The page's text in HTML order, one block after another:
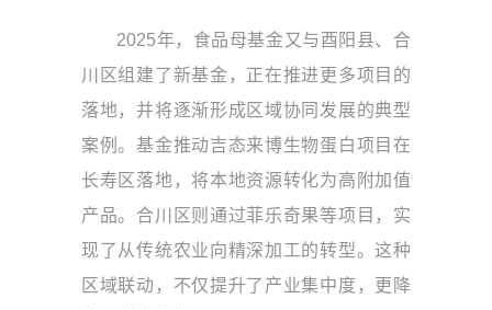
2025年，食品母基金又与酉阳县、合
川区组建了新基金，正在推进更多项目的
落地，并将逐渐形成区域协同发展的典型
案例。基金推动吉态来博生物蛋白项目在
长寿区落地，将本地资源转化为高附加值
产品。合川区则通过菲乐奇果等项目，实
现了从传统农业向精深加工的转型。这种
区域联动，不仅提升了产业集中度，更降